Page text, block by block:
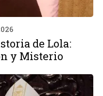
de Lola:
y Misterio